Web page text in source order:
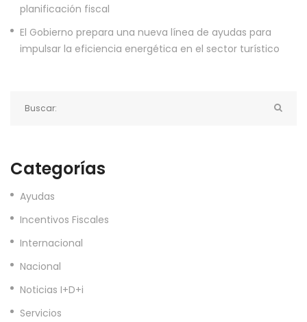
planificación fiscal
El Gobierno prepara una nueva línea de ayudas para
impulsar la eficiencia energética en el sector turístico
Categorías
Ayudas
Incentivos Fiscales
Internacional
Nacional
Noticias I+D+i
Servicios